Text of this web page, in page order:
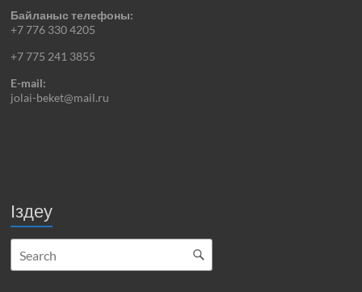
Байланыс телефоны:
+7 776 330 4205
+7 775 241 3855
E-mail:
jolai-beket@mail.ru
Іздеу